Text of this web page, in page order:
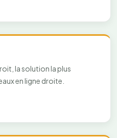
la solution la plus
en ligne droite.